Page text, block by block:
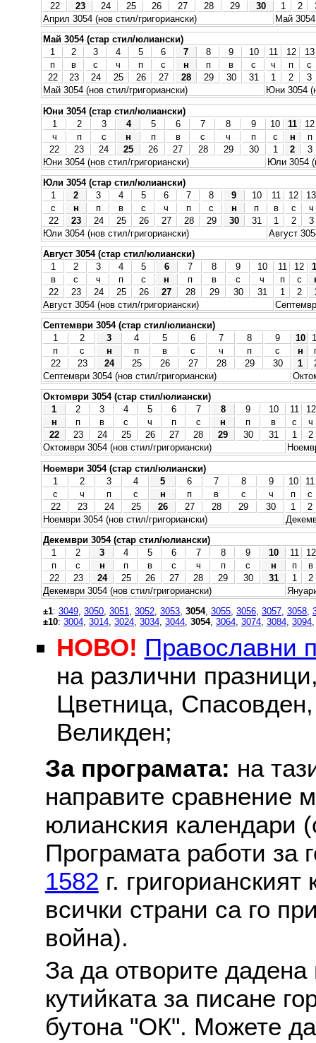
22
23 24 25 26 27 28 29 30 1 2
Април 3054 (нов стил/григориански)
Май 3054
Май 3054 (стар стил/юлиански)
1
2 3 4 5 6 7 8 9 10 11 12
13
п
в с ч п с н п в с ч п
с
22
23 24 25 26 27 28 29 30 31 1 2
3
Май 3054 (нов стил/григориански)
Юни 3054
Юни 3054 (стар стил/юлиански)
1
2 3 4 5 6 7 8 9 10 11
12
ч
п с н п в с ч п с н
п
22
23 24 25 26 27 28 29 30 1 2
3
Юни 3054 (нов стил/григориански)
Юли 3054
Юли 3054 (стар стил/юлиански)
1
2 3 4 5 6 7 8 9 10 11 12
13
с
н п в с ч п с н п в с
ч
22
23 24 25 26 27 28 29 30 31 1 2
3
Юли 3054 (нов стил/григориански)
Август
Август 3054 (стар стил/юлиански)
1
2 3 4 5 6 7 8 9 10 11 12
в
с ч п с н п в с ч п с
22
23 24 25 26 27 28 29 30 31 1 2
Август 3054 (нов стил/григориански)
Септември 3054 (стар стил/юлиански)
1
2 3 4 5 6 7 8 9 10
п
с н п в с ч п с н
22
23 24 25 26 27 28 29 30 1
Септември 3054 (нов стил/григориански)
Октомври 3054 (стар стил/юлиански)
1
2 3 4 5 6 7 8 9 10 11
12
н
п в с ч п с н п в с
ч
22
23 24 25 26 27 28 29 30 31 1
2
Октомври 3054 (нов стил/григориански)
Ноември 3054 (стар стил/юлиански)
1
2 3 4 5 6 7 8 9 10
11
с
ч п с н п в с ч п
с
22
23 24 25 26 27 28 29 30 1
2
Ноември 3054 (нов стил/григориански)
Декември 3054 (стар стил/юлиански)
1
2 3 4 5 6 7 8 9 10 11
12
п
с н п в с ч п с н п
в
22
23 24 25 26 27 28 29 30 31 1
2
Декември 3054 (нов стил/григориански)
±1: 3049 3050 3051 3052 3053 3054, 3055 3056 3057 3058
±10: 3004 3014 3024 3034 3044 3054, 3064 3074 3084 3094
НОВО! Православни
на различни
Цветница, Спасовден,
Великден;
За програмата: на
направите сравнение
юлианския календари
Програмата работи за
1582 г.
всички страни са го
война).
За да отворите
кутийката за писане
бутона "ОК". Можете